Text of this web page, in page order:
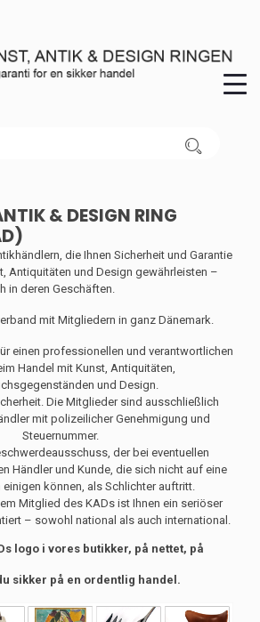
& DESIGN RING
die Ihnen Sicherheit und Garantie
Antiquitäten und Design gewährleisten –
in deren Geschäften.
mit Mitgliedern in ganz Dänemark.
einen professionellen und verantwortlichen
Handel mit Kunst, Antiquitäten,
und Design.
Die Mitglieder sind ausschließlich
mit polizeilicher Genehmigung und
Steuernummer.
der bei eventuellen
Händler und Kunde, die sich nicht auf eine
können, als Schlichter auftritt.
Mitglied des KADs ist Ihnen ein seriöser
– sowohl national als auch international.
logo i vores butikker, på nettet, på
sikker på en ordentlig handel.